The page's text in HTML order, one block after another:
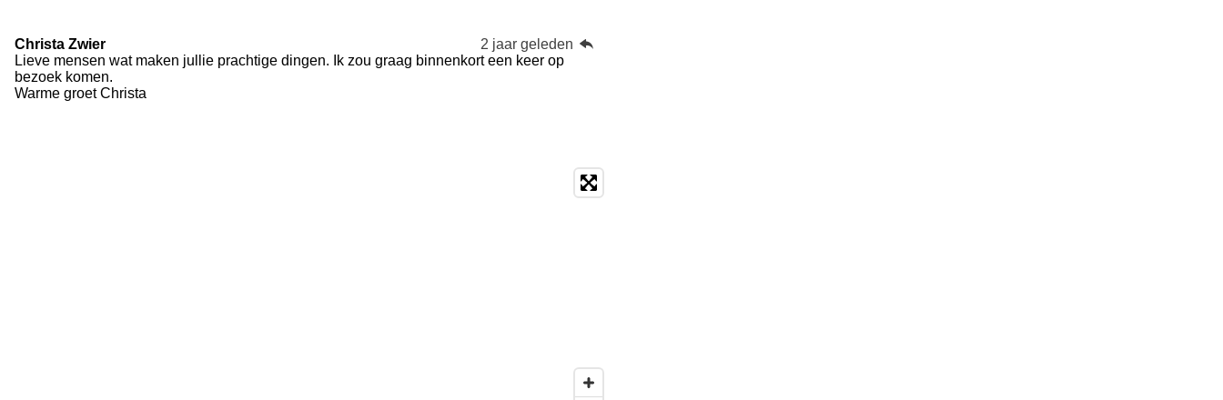
Christa Zwier
2 jaar geleden
Lieve mensen wat maken jullie prachtige dingen. Ik zou graag binnenkort een keer op
bezoek komen.
Warme groet Christa